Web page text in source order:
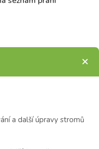
a další úpravy stromů